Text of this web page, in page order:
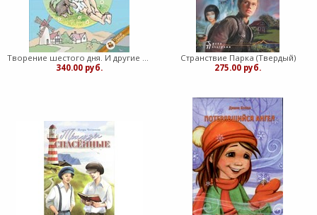
Творение шестого дня. И другие истории (серия" Сундук сказок") (Твердый)
340.00 руб.
Странствие Парка (Твердый)
275.00 руб.